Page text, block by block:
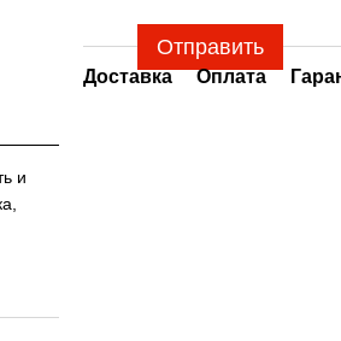
и
Отправить
Доставка Оплата